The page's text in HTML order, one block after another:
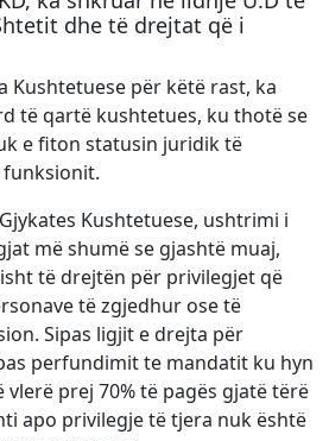
dhe të drejtat që i
Kushtetuese për këtë rast, ka
të qartë kushtetues, ku thotë se
e fiton statusin juridik të
Kushtetuese, ushtrimi i
më shumë se gjashtë muaj,
të drejtën për privilegjet që
të zgjedhur ose të
Sipas ligjit e drejta për
perfundimit te mandatit ku hyn
prej 70% të pagës gjatë tërë
apo privilegje të tjera nuk është